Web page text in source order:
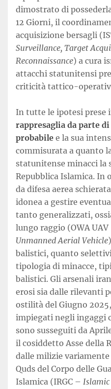
dimostrato di
12 Giorni, il
acquisizione bersagli
Surveillance, Target
Reconnaissance) a cura
attacchi statunitensi
criticità tattico-
In tutte le ipotesi prese
rappresaglia da parte
probabile e la sua
commisurata a quanto
statunitense minacci la
Repubblica Islamica. In
da difesa aerea
idonea a gestire
tanto generalizzati,
lungo raggio (OWA UAV
Unmanned Aerial Vehicle
balistici, quanto
tipologia di minacce,
balistici. Gli arsenali
erosi sia dalle rilevanti
ostilità del Giugno
impiegati negli ingaggi
sono susseguiti da
il cosiddetto Asse della
dalle milizie variamente
Quds del Corpo delle
Islamica (IRGC –